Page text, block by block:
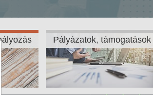
Pályázatok, támogatások